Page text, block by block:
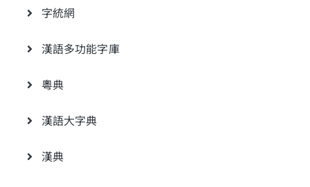
字統網
漢語多功能字庫
粵典
漢語大字典
漢典